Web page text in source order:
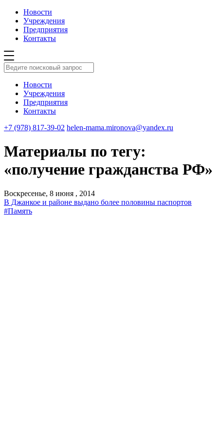
Новости
Учреждения
Предприятия
Контакты
Новости
Учреждения
Предприятия
Контакты
+7 (978) 817-39-02 helen-mama.mironova@yandex.ru
Материалы по тегу:
«получение гражданства РФ»
Воскресенье, 8 июня , 2014
В Джанкое и районе выдано более половины паспортов
#Память